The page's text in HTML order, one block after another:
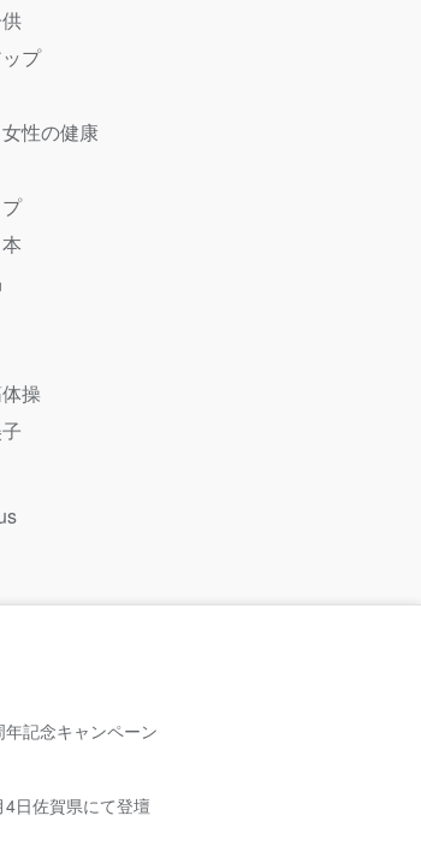
プ
性の健康
操
年記念キャンペーン
4日佐賀県にて登壇